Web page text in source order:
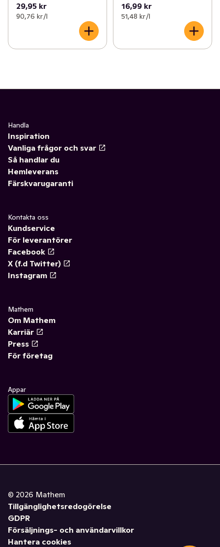
29,95 kr
90,76 kr /l
16,99 kr
51,48 kr /l
Handla
Inspiration
Vanliga frågor och svar
Så handlar du
Hemleverans
Färskvarugaranti
Kontakta oss
Kundservice
För leverantörer
Facebook
X (f.d Twitter)
Instagram
Mathem
Om Mathem
Karriär
Press
För företag
Appar
© 2026 Mathem
Tillgänglighetsredogörelse
GDPR
Försäljnings- och användarvillkor
Hantera cookies